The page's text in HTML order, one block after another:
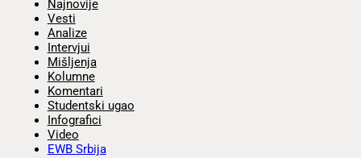
Najnovije
Vesti
Analize
Intervjui
Mišljenja
Kolumne
Komentari
Studentski ugao
Infografici
Video
EWB Srbija